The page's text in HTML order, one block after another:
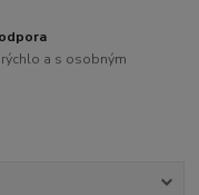
a s osobným